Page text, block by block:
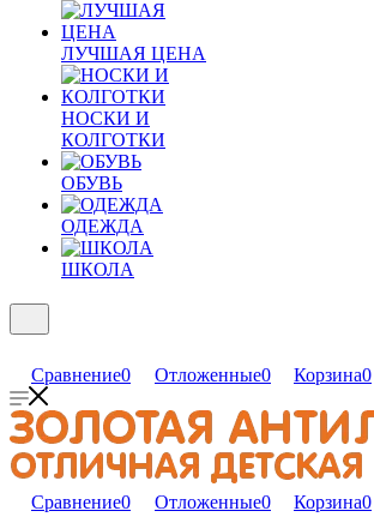
ЛУЧШАЯ ЦЕНА
НОСКИ И
КОЛГОТКИ
ОБУВЬ
ОДЕЖДА
ШКОЛА
Сравнение0 Отложенные0 Корзина0
Сравнение0 Отложенные0 Корзина0